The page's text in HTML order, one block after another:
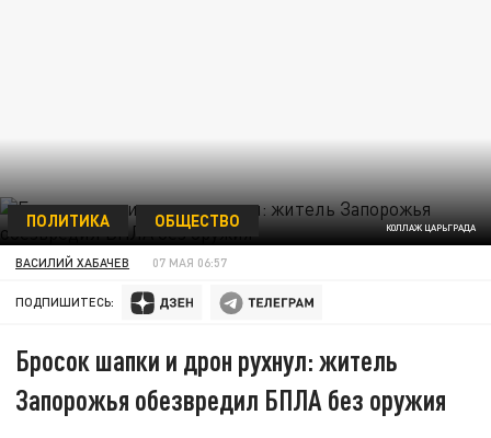
КОЛЛАЖ ЦАРЬГРАДА
ПОЛИТИКА ОБЩЕСТВО
ВАСИЛИЙ ХАБАЧЕВ 07 МАЯ 06:57
ПОДПИШИТЕСЬ:
Бросок шапки и дрон рухнул: житель
Запорожья обезвредил БПЛА без оружия